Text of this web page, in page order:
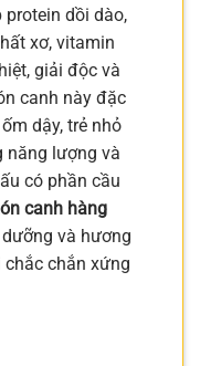
protein dồi dào,
xơ, vitamin
giải độc và
canh này đặc
dậy, trẻ nhỏ
năng lượng và
có phần cầu
canh hàng
và hương
chắn xứng